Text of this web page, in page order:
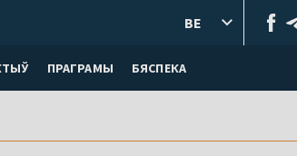
ПРАГРАМЫ БЯСПЕКА
BE